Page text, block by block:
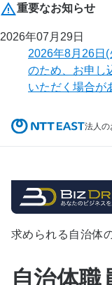
重要なお知らせ
2026年07月29日
2026年8月26日
のため、お申し
いただく場合が
法人の
求められる自治体
自治体職